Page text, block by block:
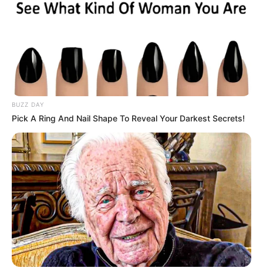
BUZZ DAY
Pick A Ring And Nail Shape To Reveal Your Darkest Secrets!